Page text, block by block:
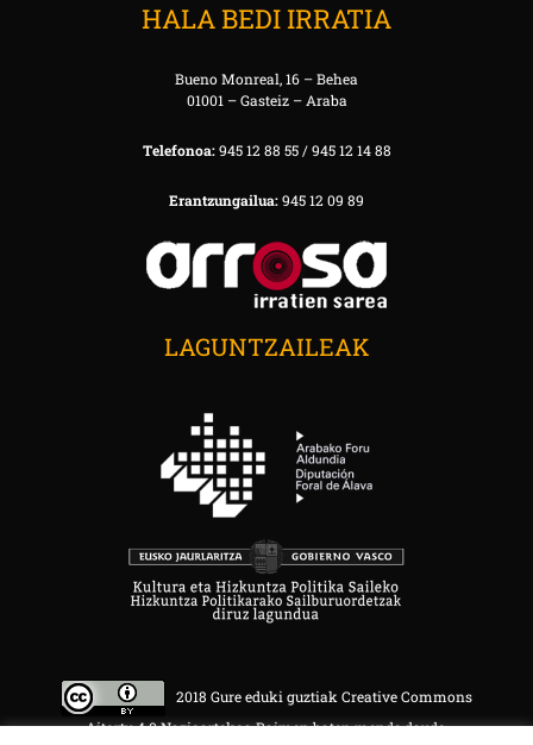
HALA BEDI IRRATIA
Bueno Monreal, 16 – Behea
01001 – Gasteiz – Araba
Telefonoa:945 12 88 55 / 945 12 14 88
Erantzungailua:945 12 09 89
LAGUNTZAILEAK
2018 Gure eduki guztiak Creative Commons
Aitortu 4.0 Nazioartekoa Baimen baten mende daude.